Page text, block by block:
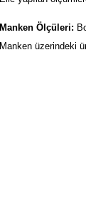
Manken Ölçüleri:
Manken üzerindeki